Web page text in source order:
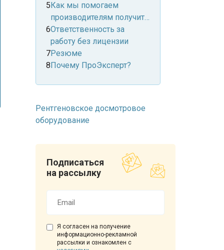
упрощенную процедуру?
Как мы помогаем
производителям получить
лицензию ТОМИ
Ответственность за
работу без лицензии
Резюме
Почему ПроЭксперт?
Рентгеновское досмотровое
оборудование
Подписаться
на рассылку
Я согласен на получение
информационно-рекламной
рассылки и ознакомлен с